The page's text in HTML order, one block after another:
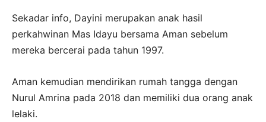
Sekadar info, Dayini merupakan anak hasil
perkahwinan Mas Idayu bersama Aman sebelum
mereka bercerai pada tahun 1997.
Aman kemudian mendirikan rumah tangga dengan
Nurul Amrina pada 2018 dan memiliki dua orang anak
lelaki.